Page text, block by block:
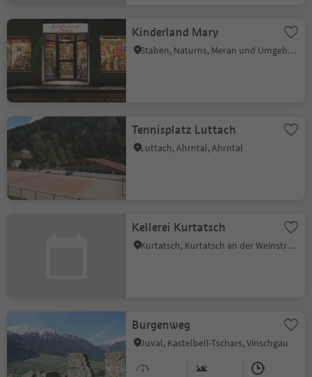
Kinderland Mary
Staben, Naturns, Meran und Umgebung
Tennisplatz Luttach
Luttach, Ahrntal, Ahrntal
Kellerei Kurtatsch
Kurtatsch, Kurtatsch an der Weinstraße, Südtiroler Weinstraße
Burgenweg
Juval, Kastelbell-Tschars, Vinschgau